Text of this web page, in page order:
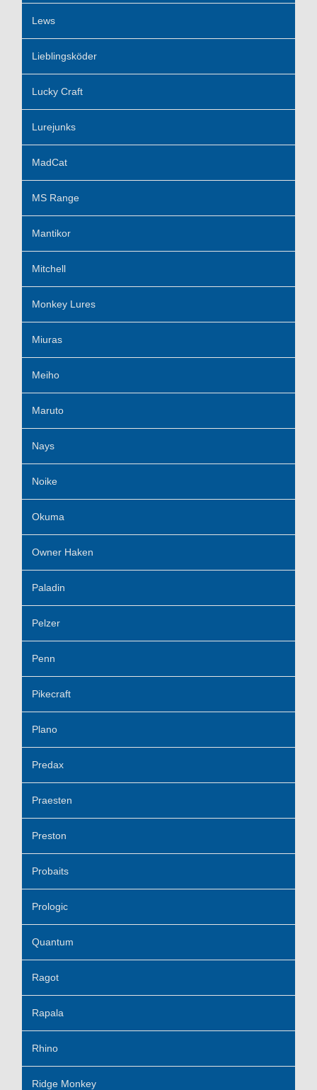
Lews
Lieblingsköder
Lucky Craft
Lurejunks
MadCat
MS Range
Mantikor
Mitchell
Monkey Lures
Miuras
Meiho
Maruto
Nays
Noike
Okuma
Owner Haken
Paladin
Pelzer
Penn
Pikecraft
Plano
Predax
Praesten
Preston
Probaits
Prologic
Quantum
Ragot
Rapala
Rhino
Ridge Monkey